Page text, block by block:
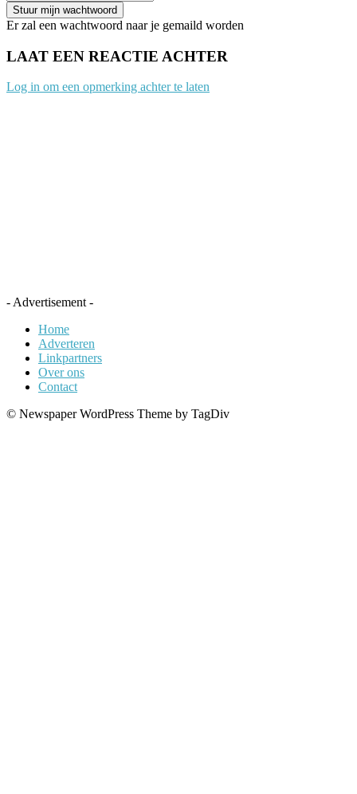
Er zal een wachtwoord naar je gemaild worden
LAAT EEN REACTIE ACHTER
Log in om een opmerking achter te laten
- Advertisement -
Home
Adverteren
Linkpartners
Over ons
Contact
© Newspaper WordPress Theme by TagDiv